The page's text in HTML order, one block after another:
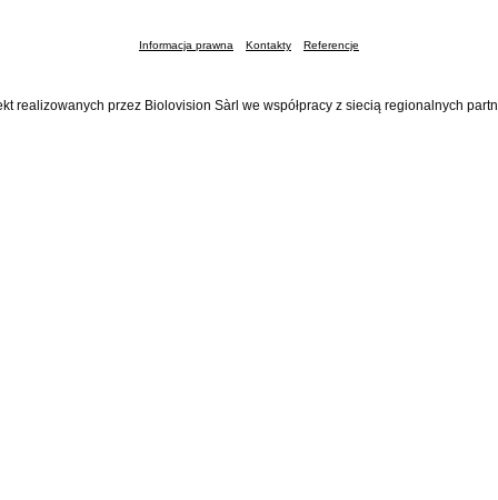
Informacja prawna Kontakty Referencje
realizowanych przez Biolovision Sàrl we współpracy z siecią regionalnych